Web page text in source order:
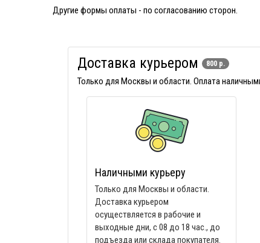
Другие формы оплаты - по согласованию сторон.
Доставка курьером 800 р.
Только для Москвы и области. Оплата
Наличными курьеру
Только для Москвы и области.
Доставка курьером
осуществляется в рабочие и
выходные дни, с 08 до 18 час., до
подъезда или склада покупателя.